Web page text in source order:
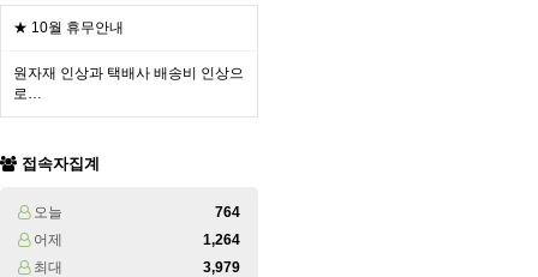
★ 10월 휴무안내
원자재 인상과 택배사 배송비 인상으
로…
접속자집계
오늘
764
어제
1,264
최대
3,979